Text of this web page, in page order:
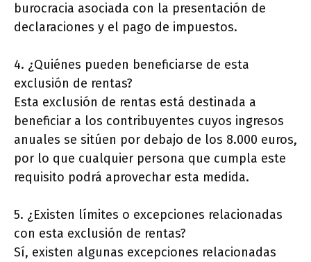
burocracia asociada con la presentación de
declaraciones y el pago de impuestos.
4. ¿Quiénes pueden beneficiarse de esta
exclusión de rentas?
Esta exclusión de rentas está destinada a
beneficiar a los contribuyentes cuyos ingresos
anuales se sitúen por debajo de los 8.000 euros,
por lo que cualquier persona que cumpla este
requisito podrá aprovechar esta medida.
5. ¿Existen límites o excepciones relacionadas
con esta exclusión de rentas?
Sí, existen algunas excepciones relacionadas